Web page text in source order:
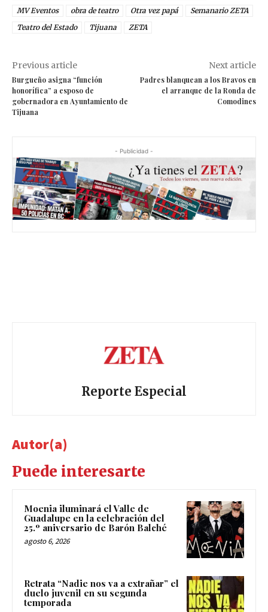
MV Eventos
obra de teatro Otra vez papá
Semanario ZETA
Teatro del Estado
Tijuana ZETA
Previous article
Burgueño asigna “función
honorífica” a esposo de
gobernadora en Ayuntamiento de
Tijuana
Next article
Padres blanquean a los Bravos en
el arranque de la Ronda de
Comodines
- Publicidad -
Reporte Especial
Autor(a)
Puede interesarte
Moenia iluminará el Valle de
Guadalupe en la celebración del
25.º aniversario de Barón Balché
agosto 6, 2026
Retrata “Nadie nos va a extrañar” el
duelo juvenil en su segunda
temporada